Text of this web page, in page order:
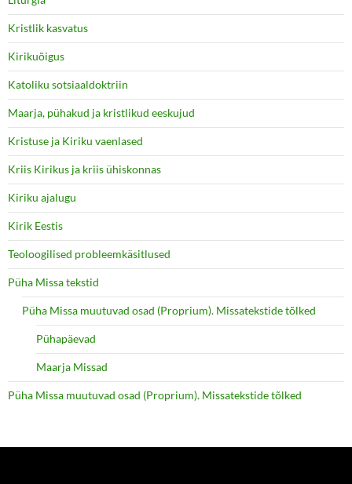
Kristlik kasvatus
Kirikuõigus
Katoliku sotsiaaldoktriin
Maarja, pühakud ja kristlikud eeskujud
Kristuse ja Kiriku vaenlased
Kriis Kirikus ja kriis ühiskonnas
Kiriku ajalugu
Kirik Eestis
Teoloogilised probleemkäsitlused
Püha Missa tekstid
Püha Missa muutuvad osad (Proprium). Missatekstide tõlked
Pühapäevad
Maarja Missad
Püha Missa muutuvad osad (Proprium). Missatekstide tõlked